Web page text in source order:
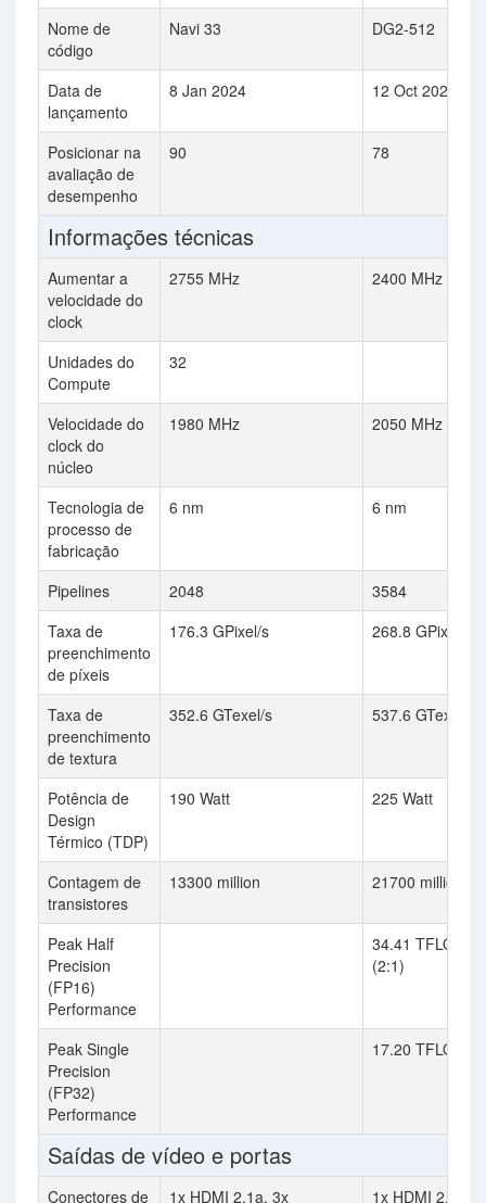
Nome de
código
Navi 33 DG2-512
Data de
lançamento
8 Jan 2024 12 Oct 2022
Posicionar na
avaliação de
desempenho
90 78
Informações técnicas
Aumentar a
velocidade do
clock
2755 MHz 2400 MHz
Unidades do
Compute
32
Velocidade do
clock do
núcleo
1980 MHz 2050 MHz
Tecnologia de
processo de
fabricação
6 nm 6 nm
Pipelines 2048
3584
Taxa de
preenchimento
de píxeis
176.3 GPixel/s 268.8 GPixel/s
Taxa de
preenchimento
de textura
352.6 GTexel/s 537.6 GTexel/s
Potência de
Design
Térmico (TDP)
190 Watt 225 Watt
Contagem de
transistores
13300 million 21700 million
Peak Half
Precision
(FP16)
Performance
34.41 TFLOPS
(2:1)
Peak Single
Precision
(FP32)
Performance
17.20 TFLOPS
Saídas de vídeo e portas
Conectores de 1x HDMI 2.1a, 3x 1x HDMI 2.1,